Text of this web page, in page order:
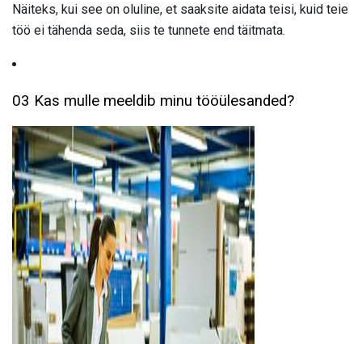
Näiteks, kui see on oluline, et saaksite aidata teisi, kuid teie
töö ei tähenda seda, siis te tunnete end täitmata.
03 Kas mulle meeldib minu tööülesanded?